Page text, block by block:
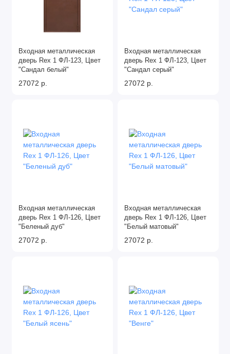
Входная металлическая
дверь Rex 1 ФЛ-123, Цвет
"Сандал белый"
27072 р.
Входная металлическая
дверь Rex 1 ФЛ-123, Цвет
"Сандал серый"
27072 р.
Входная металлическая
дверь Rex 1 ФЛ-126, Цвет
"Беленый дуб"
27072 р.
Входная металлическая
дверь Rex 1 ФЛ-126, Цвет
"Белый матовый"
27072 р.